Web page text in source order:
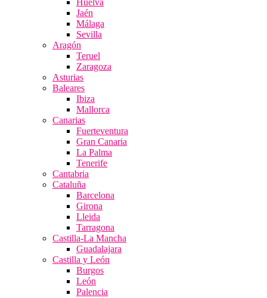
Huelva
Jaén
Málaga
Sevilla
Aragón
Teruel
Zaragoza
Asturias
Baleares
Ibiza
Mallorca
Canarias
Fuerteventura
Gran Canaria
La Palma
Tenerife
Cantabria
Cataluña
Barcelona
Girona
Lleida
Tarragona
Castilla-La Mancha
Guadalajara
Castilla y León
Burgos
León
Palencia